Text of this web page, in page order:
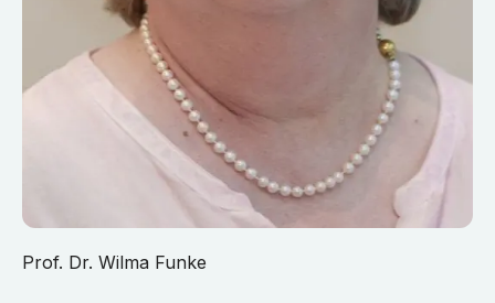
Prof. Dr. Wilma Funke